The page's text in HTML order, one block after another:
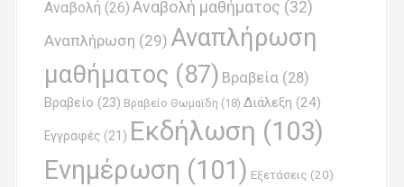
Αναβολή (26) Αναβολή μαθήματος (32)
Αναπλήρωση (29) Αναπλήρωση
μαθήματος (87) Βραβεία (28)
Βραβείο (23) Βραβείο Θωμαϊδη (18) Διάλεξη (24)
Εγγραφές (21) Εκδήλωση (103)
Ενημέρωση (101) Εξετάσεις (20)